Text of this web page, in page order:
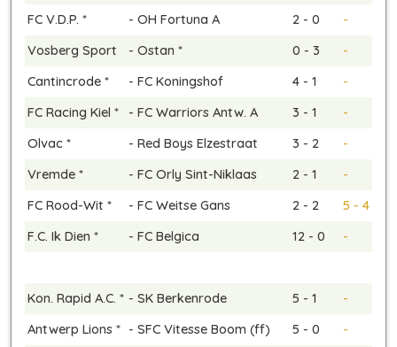
FC V.D.P. *
- OH Fortuna A 2 - 0
-
Vosberg Sport
- Ostan * 0 - 3
-
Cantincrode *
- FC Koningshof 4 - 1
-
FC Racing Kiel *
- FC Warriors Antw. A 3 - 1
-
Olvac *
- Red Boys Elzestraat 3 - 2
-
Vremde *
- FC Orly Sint-Niklaas 2 - 1
-
FC Rood-Wit *
- FC Weitse Gans 2 - 2
5 - 4
F.C. Ik Dien *
- FC Belgica 12 - 0 -
Kon. Rapid A.C. * - SK Berkenrode 5 - 1
-
Antwerp Lions * - SFC Vitesse Boom (ff) 5 - 0
-